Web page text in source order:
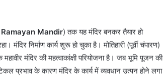
Mandir) तक यह मंदिर बनकर तैयार हो
मंदिर निर्माण कार्य शुरू हो चुका है। मोतिहारी (पूर्वी चंपारण)
मंदिर की महत्वाकांक्षी परियोजना है। जब भूमि पूजन की
प्रभाव के कारण मंदिर के कार्य में व्यवधान उत्पन होने लगा